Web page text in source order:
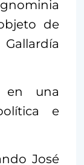
de
en una
e
José